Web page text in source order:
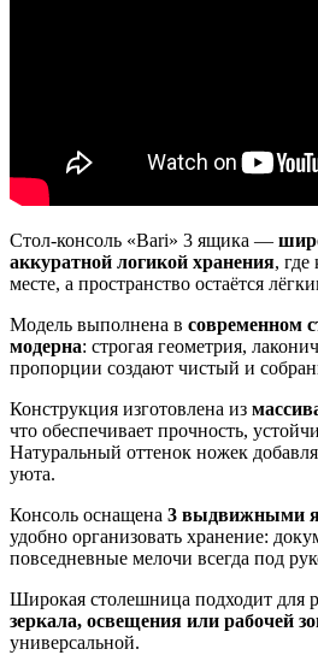
Стол-консоль «Bari» 3 ящика —
аккуратной логикой хранения, где
месте, а пространство остаётся
Модель выполнена в современном
модерна: строгая геометрия,
пропорции создают чистый и
Конструкция изготовлена из
что обеспечивает прочность,
Натуральный оттенок ножек
уюта.
Консоль оснащена 3 выдвижными
удобно организовать хранение:
повседневные мелочи всегда под
Широкая столешница подходит для
зеркала, освещения или рабочей
универсальной.